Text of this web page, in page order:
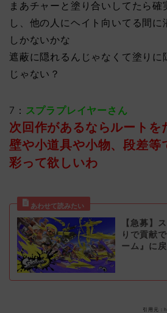
まあチャーと塗り合いしてたら確
し、他の人にヘイト向いてる間に
しかないかな
遮蔽に隠れるんじゃなくて塗りに
じゃない？
7： スプラプレイヤーさん
次回作があるならルートを
壁や小道具や小物、段差等
彩って欲しいわ
【急募】
りで貢献
ーム』に
引用元